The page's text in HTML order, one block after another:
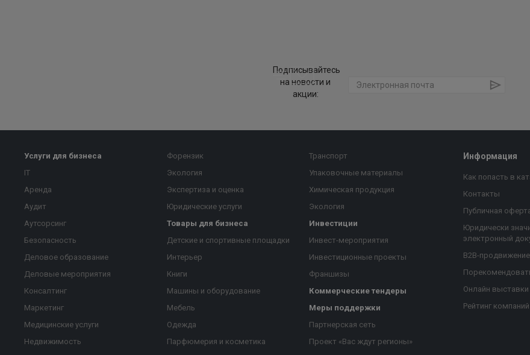
Подписывайтесь
на новости и
акции:
Услуги для бизнеса
IT
Аренда
Аудит
Аутсорсинг
Безопасность
Деловое образование
Деловые мероприятия
Консалтинг
Маркетинг
Медицинские услуги
Недвижимость
Форензик
Экология
Экспертиза и оценка
Юридические услуги
Товары для бизнеса
Детские и спортивные площадки
Интерьер
Книги
Машины и оборудование
Мебель
Одежда
Парфюмерия и косметика
Транспорт
Упаковочные материалы
Химическая продукция
Экология
Инвестиции
Инвест-мероприятия
Инвестиционные проекты
Франшизы
Коммерческие тендеры
Меры поддержки
Партнерская сеть
Проект «Вас ждут регионы»
Информация
Как попасть в
Контакты
Публичная
Юридически
электронный
B2B-продвижение
Онлайн выставки
Рейтинг компаний